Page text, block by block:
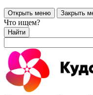
Открыть меню Закрыть
Что ищем?
Найти